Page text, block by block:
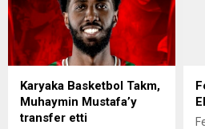
Karyaka Basketbol Takm,
Muhaymin Mustafa’y
transfer etti